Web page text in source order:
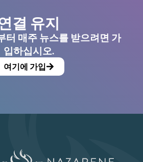
결 유지
터 매주 뉴스를 받으려면 가
입하십시오.
여기에 가입